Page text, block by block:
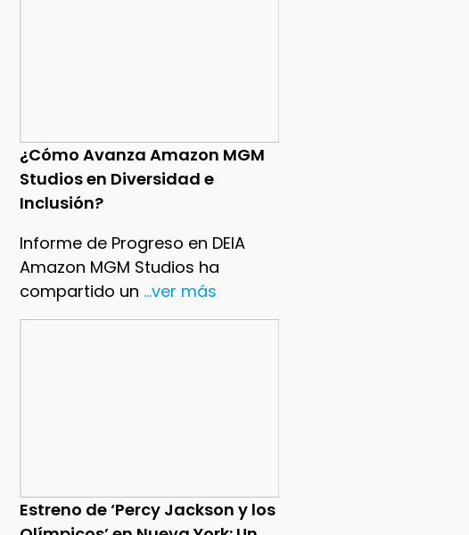
¿Cómo Avanza Amazon MGM
Studios en Diversidad e
Inclusión?
Informe de Progreso en DEIA
Amazon MGM Studios ha
compartido un ...ver más
Estreno de ‘Percy Jackson y los